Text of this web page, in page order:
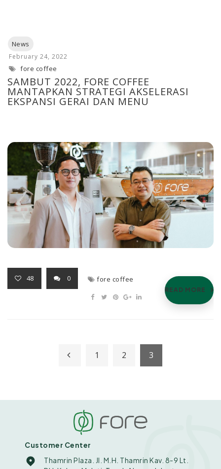
SAMBUT 2022, FORE COFFEE
MANTAPKAN STRATEGI AKSELERASI
EKSPANSI GERAI DAN MENU
fore coffee
READ MORE
48 0 fore coffee
1 2 3
Customer Center
Thamrin Plaza. Jl. M.H. Thamrin Kav. 8-9 Lt.